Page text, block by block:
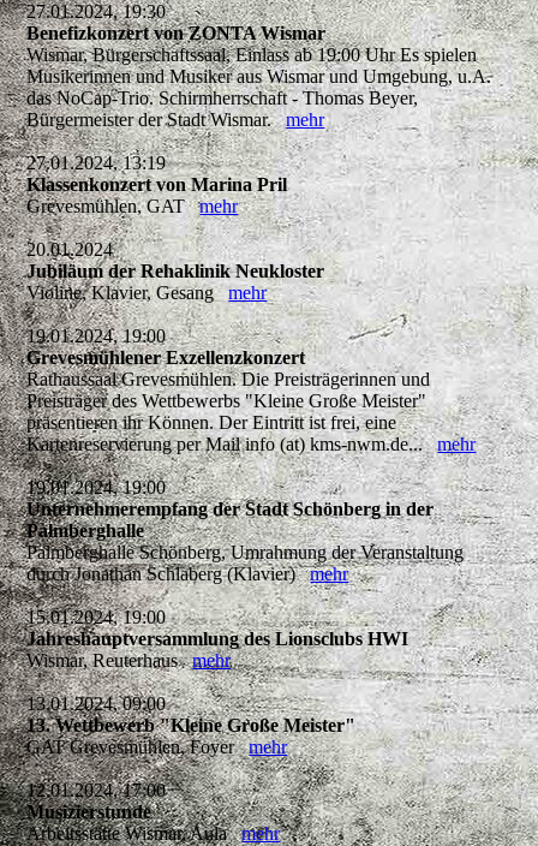
27.01.2024, 19:30
Benefizkonzert von ZONTA Wismar
Wismar, Bürgerschaftssaal, Einlass ab 19:00 Uhr Es spielen
Musikerinnen und Musiker aus Wismar und Umgebung, u.A.
das NoCap-Trio. Schirmherrschaft - Thomas Beyer,
Bürgermeister der Stadt Wismar.mehr
27.01.2024, 13:19
Klassenkonzert von Marina Pril
Grevesmühlen, GATmehr
20.01.2024
Jubiläum der Rehaklinik Neukloster
Violine, Klavier, Gesangmehr
19.01.2024, 19:00
Grevesmühlener Exzellenzkonzert
Rathaussaal Grevesmühlen. Die Preisträgerinnen und
Preisträger des Wettbewerbs "Kleine Große Meister"
präsentieren ihr Können. Der Eintritt ist frei, eine
Kartenreservierung per Mail info (at) kms-nwm.de...mehr
19.01.2024, 19:00
Unternehmerempfang der Stadt Schönberg in der
Palmberghalle
Palmberghalle Schönberg, Umrahmung der Veranstaltung
durch Jonathan Schlaberg (Klavier)mehr
15.01.2024, 19:00
Jahreshauptversammlung des Lionsclubs HWI
Wismar, Reuterhausmehr
13.01.2024, 09:00
13. Wettbewerb "Kleine Große Meister"
GAT Grevesmühlen, Foyermehr
12.01.2024, 17:00
Musizierstunde
Arbeitsstätte Wismar, Aulamehr